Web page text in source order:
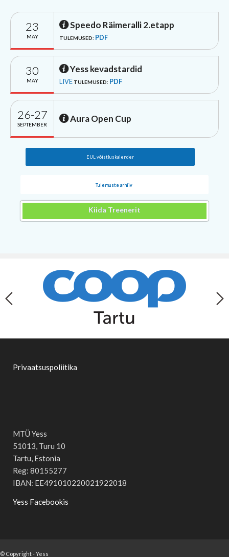
23
MAY
Speedo Räimeralli 2.etapp
TULEMUSED: PDF
30
MAY
Yess kevadstardid
LIVE TULEMUSED: PDF
26-27
SEPTEMBER
Aura Open Cup
EUL võistluskalender
Tulemuste arhiiv
Kiida Treenerit
Privaatsuspoliitika
MTÜ Yess
51013, Turu 10
Tartu, Estonia
Reg: 80155277
IBAN: EE491010220021922018
Yess Facebookis
© Copyright - Yess